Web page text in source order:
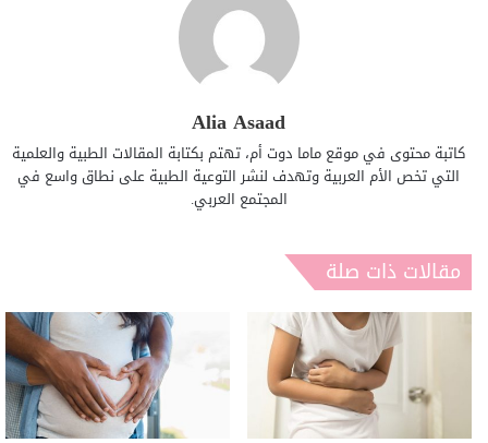
Alia Asaad
كاتبة محتوى في موقع ماما دوت أم، تهتم بكتابة المقالات الطبية والعلمية
التي تخص الأم العربية وتهدف لنشر التوعية الطبية على نطاق واسع في
المجتمع العربي.
مقالات ذات صلة